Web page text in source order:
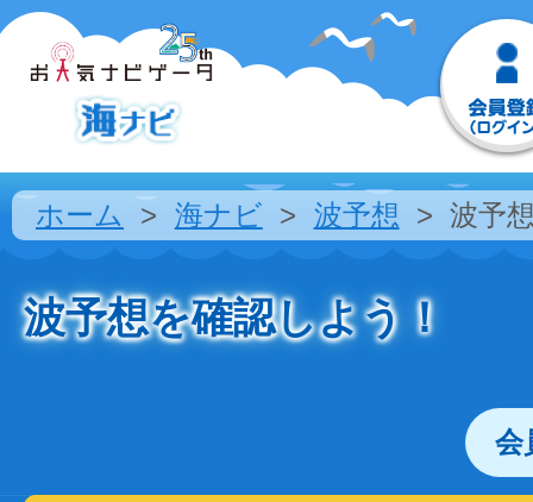
ホーム 海ナビ 波予想 波予
波予想を確認しよう！
会